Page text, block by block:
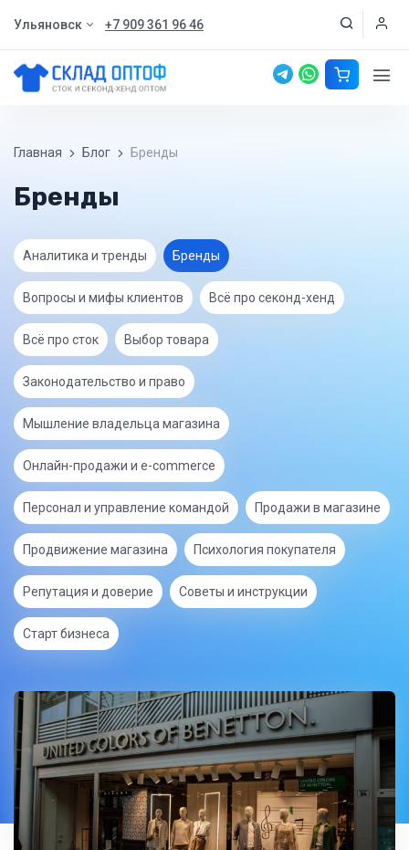
Ульяновск +7 909 361 96 46
Главная Блог Бренды
Бренды
Аналитика и тренды Бренды
Вопросы и мифы клиентов Всё про секонд-хенд
Всё про сток Выбор товара
Законодательство и право
Мышление владельца магазина
Онлайн-продажи и e-commerce
Персонал и управление командой Продажи в магазине
Продвижение магазина Психология покупателя
Репутация и доверие Советы и инструкции
Старт бизнеса